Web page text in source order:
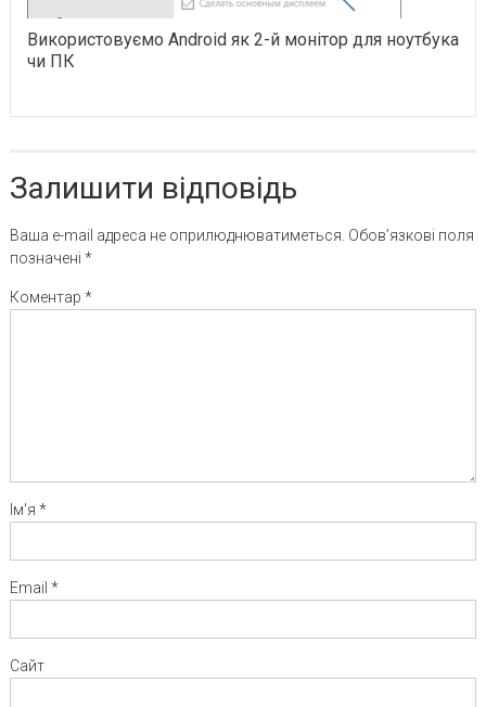
Використовуємо Android як 2-й монітор для ноутбука
чи ПК
Залишити відповідь
Ваша e-mail адреса не оприлюднюватиметься. Обов’язкові поля
позначені *
Коментар *
Ім'я *
Email *
Сайт